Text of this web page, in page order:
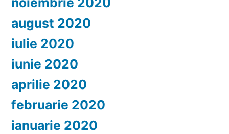
august 2020
iulie 2020
iunie 2020
aprilie 2020
februarie 2020
ianuarie 2020